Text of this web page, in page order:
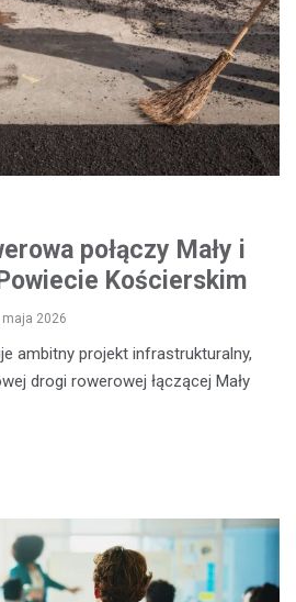
połączy Mały i
Kościerskim
maja 2026
ambitny projekt infrastrukturalny,
drogi rowerowej łączącej Mały